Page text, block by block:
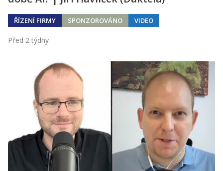
ŘÍZENÍ FIRMY SPONZOROVÁNO VIDEO
Před 2 týdny